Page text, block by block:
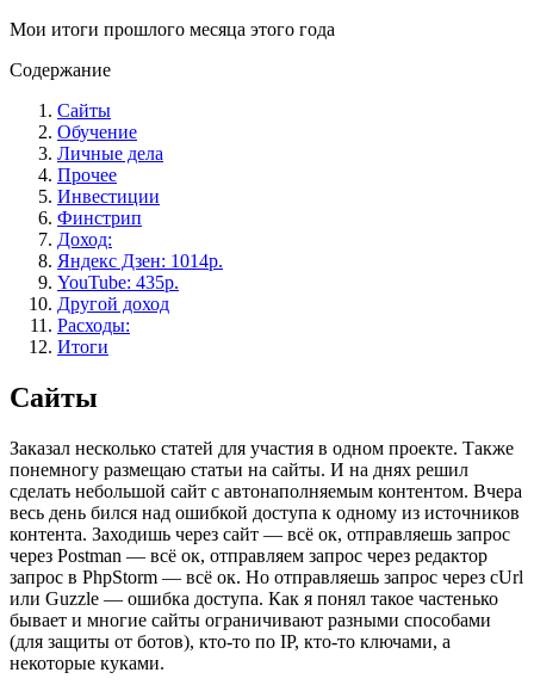
Мои итоги прошлого месяца этого года
Содержание
Сайты
Обучение
Личные дела
Прочее
Инвестиции
Финстрип
Доход:
Яндекс Дзен: 1014р.
YouTube: 435р.
Другой доход
Расходы:
Итоги
Сайты
Заказал несколько статей для участия в одном проекте. Также
понемногу размещаю статьи на сайты. И на днях решил
сделать небольшой сайт с автонаполняемым контентом. Вчера
весь день бился над ошибкой доступа к одному из источников
контента. Заходишь через сайт — всё ок, отправляешь запрос
через Postman — всё ок, отправляем запрос через редактор
запрос в PhpStorm — всё ок. Но отправляешь запрос через cUrl
или Guzzle — ошибка доступа. Как я понял такое частенько
бывает и многие сайты ограничивают разными способами
(для защиты от ботов), кто-то по IP, кто-то ключами, а
некоторые куками.